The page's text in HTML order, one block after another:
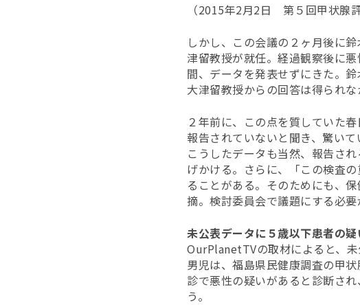
（2015年2月2日 第５回甲状腺
しかし、この会議の２ヶ月後に
津留教授が就任。経過観察後に
間、データを発表せずにきた。
大津留教授からの回答は得られな
２年前に、この点を質していた
報告されていないと聞き、驚い
こうしたデータも当然、報告さ
げかける。さらに、「この検査
ることがある。そのためにも、
摘。検討委員会で議題にする必要
未公表データに５歳以下患者の
OurPlanetTVの取材によると、
男児は、福島県民健康調査の甲
診で悪性の疑いがあると診断さ
う。